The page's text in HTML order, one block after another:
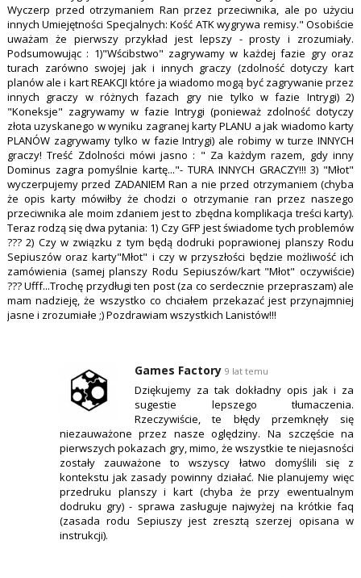
Wyczerp przed otrzymaniem Ran przez przeciwnika, ale po użyciu
innych Umiejętności Specjalnych: Kość ATK wygrywa remisy." Osobiście
uważam że pierwszy przykład jest lepszy - prosty i zrozumiały.
Podsumowując : 1)"Wścibstwo" zagrywamy w każdej fazie gry oraz
turach zarówno swojej jak i innych graczy (zdolność dotyczy kart
planów ale i kart REAKCJI które ja wiadomo mogą być zagrywanie przez
innych graczy w różnych fazach gry nie tylko w fazie Intrygi) 2)
"Koneksje" zagrywamy w fazie Intrygi (ponieważ zdolność dotyczy
złota uzyskanego w wyniku zagranej karty PLANU a jak wiadomo karty
PLANÓW zagrywamy tylko w fazie Intrygi) ale robimy w turze INNYCH
graczy! Treść Zdolności mówi jasno : " Za każdym razem, gdy inny
Dominus zagra pomyślnie kartę..."- TURA INNYCH GRACZY!!! 3) "Młot"
wyczerpujemy przed ZADANIEM Ran a nie przed otrzymaniem (chyba
że opis karty mówiłby że chodzi o otrzymanie ran przez naszego
przeciwnika ale moim zdaniem jest to zbędna komplikacja treści karty).
Teraz rodzą się dwa pytania: 1) Czy GFP jest świadome tych problemów
??? 2) Czy w związku z tym będą dodruki poprawionej planszy Rodu
Sepiuszów oraz karty"Młot" i czy w przyszłości będzie możliwość ich
zamówienia (samej planszy Rodu Sepiuszów/kart "Młot" oczywiście)
??? Ufff...Trochę przydługi ten post (za co serdecznie przepraszam) ale
mam nadzieję, że wszystko co chciałem przekazać jest przynajmniej
jasne i zrozumiałe ;) Pozdrawiam wszystkich Lanistów!!!
Games Factory 9 lat temu
Dziękujemy za tak dokładny opis jak i za
sugestie lepszego tłumaczenia.
Rzeczywiście, te błędy przemknęły się
niezauważone przez nasze oględziny. Na szczęście na
pierwszych pokazach gry, mimo, że wszystkie te niejasności
zostały zauważone to wszyscy łatwo domyślili się z
kontekstu jak zasady powinny działać. Nie planujemy więc
przedruku planszy i kart (chyba że przy ewentualnym
dodruku gry) - sprawa zasługuje najwyżej na krótkie faq
(zasada rodu Sepiuszy jest zresztą szerzej opisana w
instrukcji).